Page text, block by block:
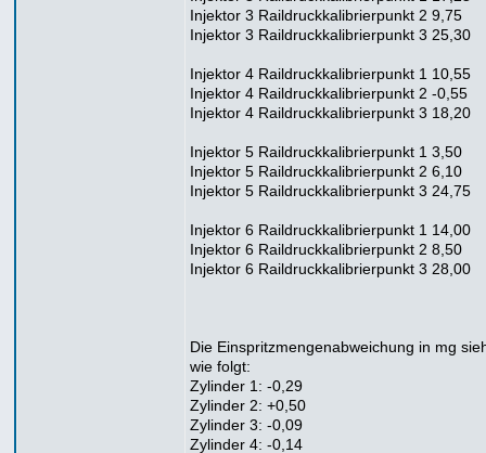
Injektor 3 Raildruckkalibrierpunkt 2 9,75
Injektor 3 Raildruckkalibrierpunkt 3 25,30
Injektor 4 Raildruckkalibrierpunkt 1 10,55
Injektor 4 Raildruckkalibrierpunkt 2 -0,55
Injektor 4 Raildruckkalibrierpunkt 3 18,20
Injektor 5 Raildruckkalibrierpunkt 1 3,50
Injektor 5 Raildruckkalibrierpunkt 2 6,10
Injektor 5 Raildruckkalibrierpunkt 3 24,75
Injektor 6 Raildruckkalibrierpunkt 1 14,00
Injektor 6 Raildruckkalibrierpunkt 2 8,50
Injektor 6 Raildruckkalibrierpunkt 3 28,00
Die Einspritzmengenabweichung in mg
wie folgt:
Zylinder 1: -0,29
Zylinder 2: +0,50
Zylinder 3: -0,09
Zylinder 4: -0,14